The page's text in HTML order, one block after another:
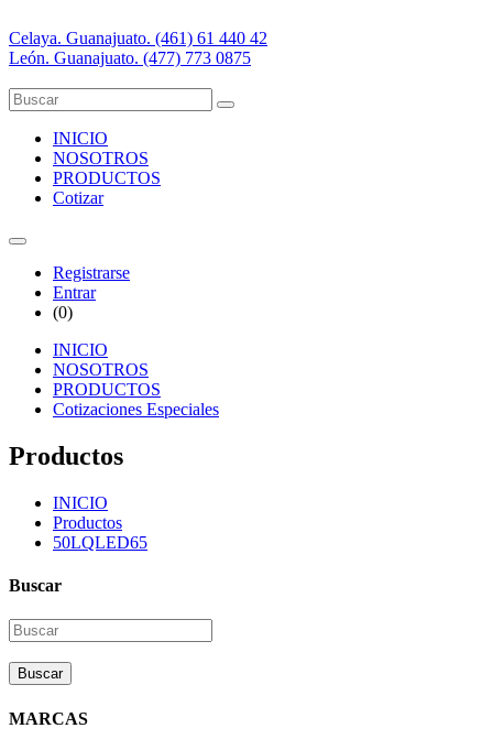
Celaya. Guanajuato. (461) 61 440 42
León. Guanajuato. (477) 773 0875
INICIO
NOSOTROS
PRODUCTOS
Cotizar
Registrarse
Entrar
(0)
INICIO
NOSOTROS
PRODUCTOS
Cotizaciones Especiales
Productos
INICIO
Productos
50LQLED65
Buscar
Buscar
MARCAS